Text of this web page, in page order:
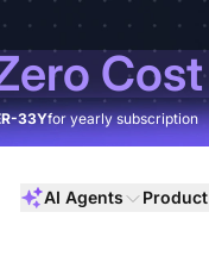
Cost
33Yfor yearly subscription
AI Agents Product